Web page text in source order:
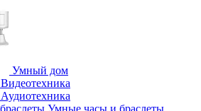
Умный дом
Видеотехника
Аудиотехника
Умные часы и браслеты